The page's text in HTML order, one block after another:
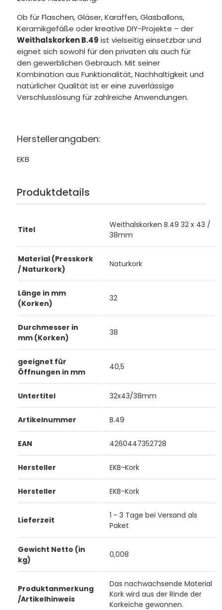
Ob für Flaschen, Gläser, Karaffen, Glasballons,
Keramikgefäße oder kreative DIY-Projekte – der
Weithalskorken B.49 ist vielseitig einsetzbar und
eignet sich sowohl für den privaten als auch für
den gewerblichen Gebrauch. Mit seiner
Kombination aus Funktionalität, Nachhaltigkeit und
natürlicher Qualität ist er eine zuverlässige
Verschlusslösung für zahlreiche Anwendungen.
Herstellerangaben:
EKB
Produktdetails
Titel
Weithalskorken B.49 32 x 43 /
38mm
Material (Presskork
/ Naturkork)
Naturkork
Länge in mm
(Korken)
32
Durchmesser in
mm (Korken)
38
geeignet für
Öffnungen in mm
40,5
Untertitel 32x43/38mm
Artikelnummer B.49
EAN 4260447352728
Hersteller EKB-Kork
Hersteller EKB-Kork
Lieferzeit
1 - 3 Tage bei Versand als
Paket
Gewicht Netto (in
kg)
0,008
Produktanmerkung
/Artikelhinweis
Das nachwachsende Material
Kork wird aus der Rinde der
Korkeiche gewonnen.